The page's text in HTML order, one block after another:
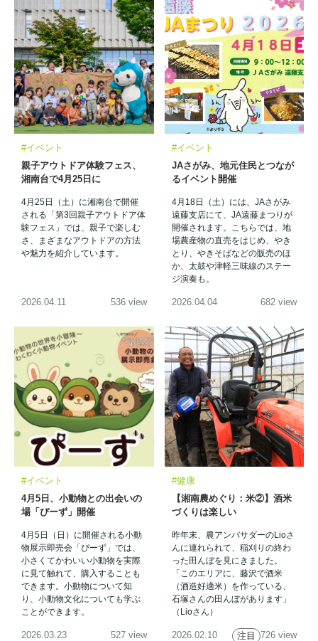
#イベント
親子アウトドア体験フェス、
湘南台で4月25日に
4月25日（土）に湘南台で開催
される「第3回親子アウトドア体
験フェス」では、親子で楽しむ
さ、まざまなアウトドアの方法
や魅力を紹介しています。
2026.04.11 536 view
#イベント
JAさがみ、地元住民とつなが
るイベント開催
4月18日（土）には、JAさがみ
遠藤支店にて、JA遠藤まつりが
開催されます。こちらでは、地
場農産物の直売をはじめ、やき
とり、やきそばなどの販売のほ
か、太鼓や津軽三味線のステー
ジ演奏も。
2026.04.04 682 view
#イベント
4月5日、小動物との出会いの
場「ぴーず」開催
4月5日（日）に開催される小動
物展示即売会「ぴーず」では、
小さくてかわいい小動物を実際
に見て触れて、購入することも
できます。小動物について知
り、小動物文化についても学ぶ
ことができます。
2026.03.23 527 view
#健康
【湘南農めぐり：米②】酒米
づくりは楽しい
昨年末、農アンバサダーのLioさ
んに連れられて、稲刈りの終わ
った田んぼを見にきました。
「このエリアに、藤沢で酒米
（酒造好適米）を作っている、
石塚さんの田んぼがあります」
（Lioさん）
2026.02.10 726 view
注目